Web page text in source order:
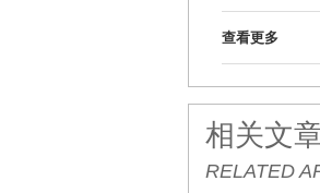
查看更多
相关文
RELATED